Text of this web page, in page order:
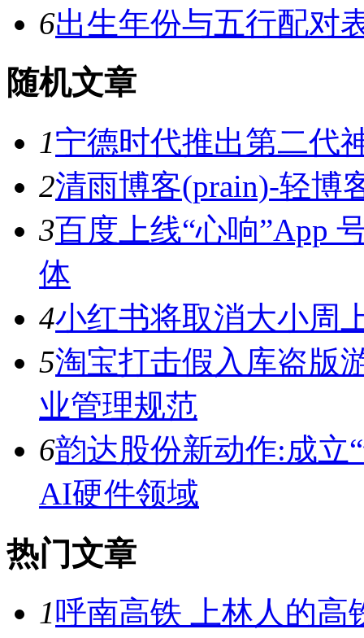
6出生年份与五行配对
随机文章
1宁德时代推出第二代
2清雨博客(prain)-轻博
3百度上线“心响”App
体
4小红书将取消大小周
5淘宝打击假入库盗版
业管理规范
6韵达股份新动作:成立
AI硬件领域
热门文章
1呼南高铁 上林人的高